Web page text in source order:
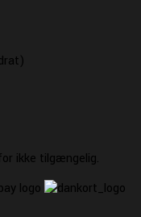
ikke tilgængelig.